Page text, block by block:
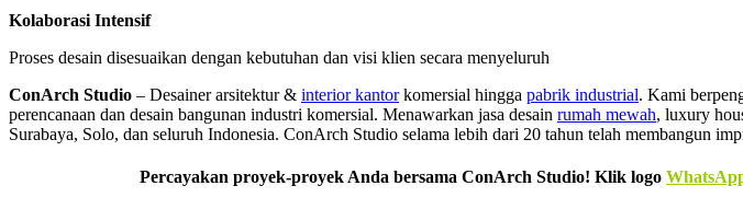
Kolaborasi Intensif
Proses desain disesuaikan dengan kebutuhan dan visi klien secara menyeluruh
ConArch Studio – Desainer arsitektur & interior kantorkomersial hingga pabrik industrial. Kami
perencanaan dan desain bangunan industri komersial. Menawarkan jasa desain rumah mewah, luxury
Surabaya, Solo, dan seluruh Indonesia. ConArch Studio selama lebih dari 20 tahun telah membangun
Percayakan proyek-proyek Anda bersama ConArch Studio! Klik logo